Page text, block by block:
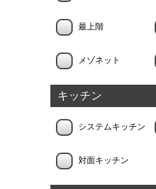
最上階
メゾネット
キッチン
システムキッチン
対面キッチン